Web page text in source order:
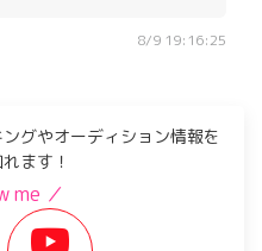
8/9 19:16:25
グやオーディション情報を
ます！
me ／